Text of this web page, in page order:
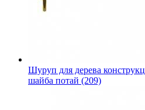
Шуруп для дерева
шайба потай (209)